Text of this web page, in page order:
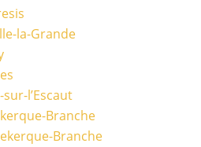
la-Grande
l’Escaut
Branche
Branche